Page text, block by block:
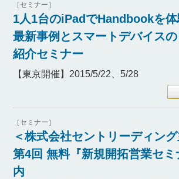
［セミナー］
1人1台のiPadでHandbookを体
最新事例とスマートデバイス
紹介セミナー
【東京開催】2015/5/22、5/28
［セミナー］
＜株式会社セントリーディング
第4回 無料『新規開拓営業セ
内